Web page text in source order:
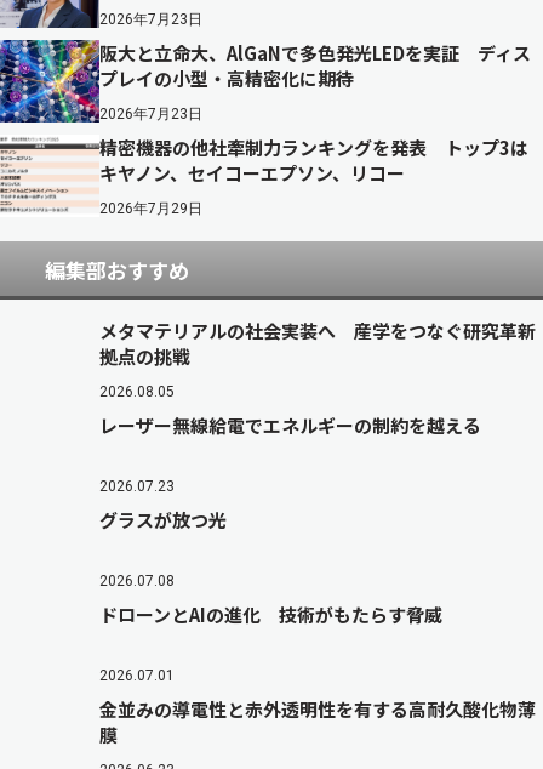
2026年7月23日
阪大と立命大、AlGaNで多色発光LEDを実証 ディス
プレイの小型・高精密化に期待
2026年7月23日
精密機器の他社牽制力ランキングを発表 トップ3は
キヤノン、セイコーエプソン、リコー
2026年7月29日
編集部おすすめ
メタマテリアルの社会実装へ 産学をつなぐ研究革新
拠点の挑戦
2026.08.05
レーザー無線給電でエネルギーの制約を越える
2026.07.23
グラスが放つ光
2026.07.08
ドローンとAIの進化 技術がもたらす脅威
2026.07.01
金並みの導電性と赤外透明性を有する高耐久酸化物薄
膜